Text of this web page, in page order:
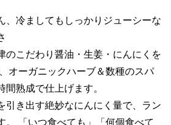
冷ましてもしっかりジューシーな
こだわり醤油・生姜・にんにくを
オーガニックハーブ＆数種のスパ
熟成で仕上げます。
き出す絶妙なにんにく量で、ラン
。 「いつ食べても」「何個食べて